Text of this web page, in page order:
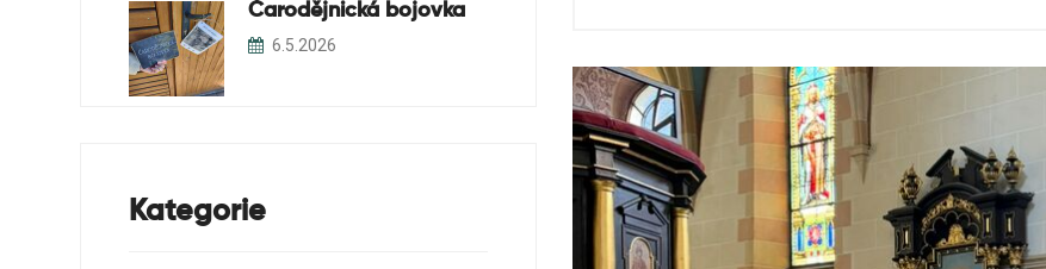
Čarodějnická bojovka
6.5.2026
Kategorie